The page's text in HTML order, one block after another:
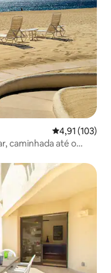
4,91 de uma
4,91 (103)
caminhada até o